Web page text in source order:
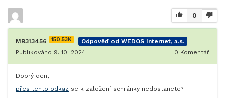
0
MB313456 150.53K
Odpověď od WEDOS Internet, a.s.
Publikováno 9. 10. 2024
0 Komentář
Dobrý den,
přes tento odkaz se k založení schránky nedostanete?